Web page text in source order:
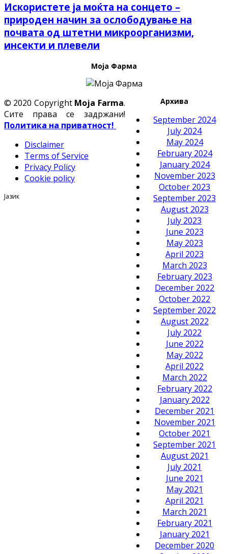
Искористете ја моќта на сонцето –
природен начин за ослободување на
почвата од штетни микроорганизми,
инсекти и плевели
Моја Фарма
Архива
September 2024
July 2024
May 2024
February 2024
January 2024
November 2023
October 2023
September 2023
August 2023
July 2023
June 2023
May 2023
April 2023
March 2023
February 2023
December 2022
October 2022
September 2022
August 2022
July 2022
June 2022
May 2022
April 2022
March 2022
February 2022
January 2022
December 2021
November 2021
October 2021
September 2021
August 2021
July 2021
June 2021
May 2021
April 2021
March 2021
February 2021
January 2021
December 2020
© 2020 Copyright Moja Farma.
Сите права се задржани!
Политика на приватност!
Disclaimer
Terms of Service
Privacy Policy
Cookie policy
Јазик